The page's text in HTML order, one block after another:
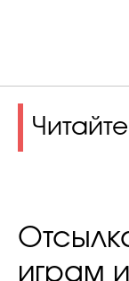
играм